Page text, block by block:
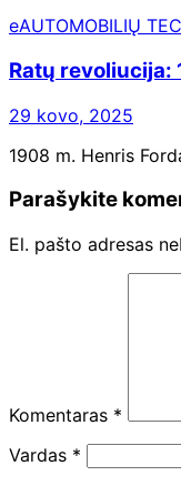
eAUTOMOBILIŲ
Ratų revoliucija:
29 kovo, 2025
1908 m. Henris
Parašykite
El. pašto adresas
Komentaras *
Vardas *